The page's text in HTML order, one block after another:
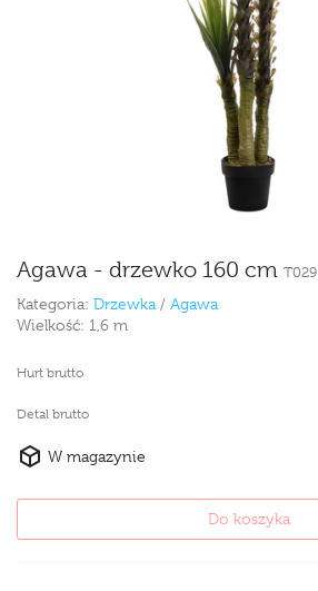
Agawa - drzewko 160 cm T029
Kategoria: Drzewka/ Agawa
Wielkość: 1,6 m
Hurt brutto
Detal brutto
W magazynie
Do koszyka